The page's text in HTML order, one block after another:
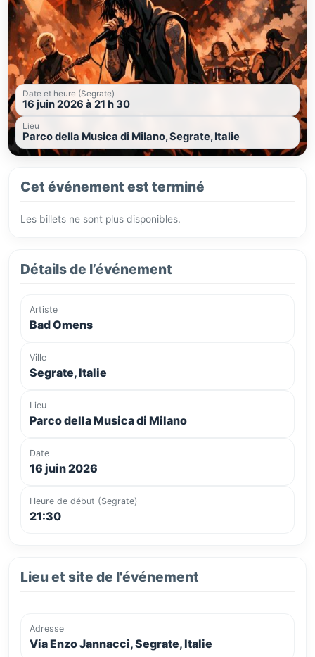
Date et heure (Segrate)
16 juin 2026 à 21 h 30
Lieu
Parco della Musica di Milano, Segrate, Italie
Cet événement est terminé
Les billets ne sont plus disponibles.
Détails de l’événement
Artiste
Bad Omens
Ville
Segrate, Italie
Lieu
Parco della Musica di Milano
Date
16 juin 2026
Heure de début (Segrate)
21:30
Lieu et site de l'événement
Adresse
Via Enzo Jannacci, Segrate, Italie